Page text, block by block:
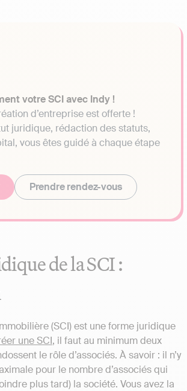
votre SCI avec Indy !
d’entreprise est offerte !
juridique, rédaction des statuts,
vous êtes guidé à chaque étape
Prendre rendez-vous
de la SCI :
(SCI) est une forme juridique
une SCI, il faut au minimum deux
le rôle d’associés. À savoir : il n’y
pour le nombre d’associés qui
plus tard) la société. Vous avez la